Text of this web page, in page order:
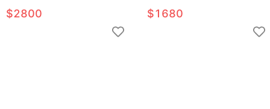
$2800
運動上衣 #BLACK
$1680